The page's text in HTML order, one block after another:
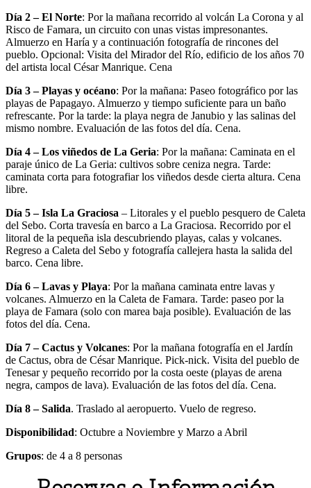
Día 2 – El Norte: Por la mañana recorrido al volcán La Corona y al
Risco de Famara, un circuito con unas vistas impresonantes.
Almuerzo en Haría y a continuación fotografía de rincones del
pueblo. Opcional: Visita del Mirador del Río, edificio de los años 70
del artista local César Manrique. Cena
Día 3 – Playas y océano: Por la mañana: Paseo fotográfico por las
playas de Papagayo. Almuerzo y tiempo suficiente para un baño
refrescante. Por la tarde: la playa negra de Janubio y las salinas del
mismo nombre. Evaluación de las fotos del día. Cena.
Día 4 – Los viñedos de La Geria: Por la mañana: Caminata en el
paraje único de La Geria: cultivos sobre ceniza negra. Tarde:
caminata corta para fotografiar los viñedos desde cierta altura. Cena
libre.
Día 5 – Isla La Graciosa – Litorales y el pueblo pesquero de Caleta
del Sebo. Corta travesía en barco a La Graciosa. Recorrido por el
litoral de la pequeña isla descubriendo playas, calas y volcanes.
Regreso a Caleta del Sebo y fotografía callejera hasta la salida del
barco. Cena libre.
Día 6 – Lavas y Playa: Por la mañana caminata entre lavas y
volcanes. Almuerzo en la Caleta de Famara. Tarde: paseo por la
playa de Famara (solo con marea baja posible). Evaluación de las
fotos del día. Cena.
Día 7 – Cactus y Volcanes: Por la mañana fotografía en el Jardín
de Cactus, obra de César Manrique. Pick-nick. Visita del pueblo de
Tenesar y pequeño recorrido por la costa oeste (playas de arena
negra, campos de lava). Evaluación de las fotos del día. Cena.
Día 8 – Salida. Traslado al aeropuerto. Vuelo de regreso.
Disponibilidad: Octubre a Noviembre y Marzo a Abril
Grupos: de 4 a 8 personas